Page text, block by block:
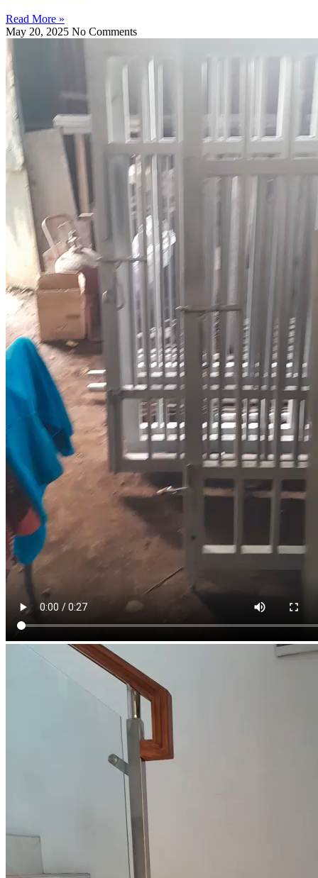
Read More »
May 20, 2025 No Comments